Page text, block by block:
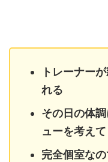
トレーナー
れる
その日の体
ューを考え
完全個室な